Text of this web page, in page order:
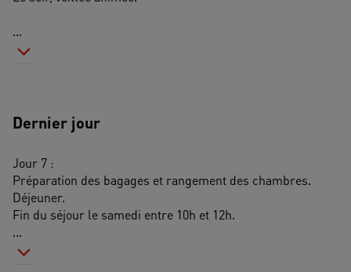
...
Dernier jour
Jour 7 :
Préparation des bagages et rangement des chambres.
Déjeuner.
Fin du séjour le samedi entre 10h et 12h.
...